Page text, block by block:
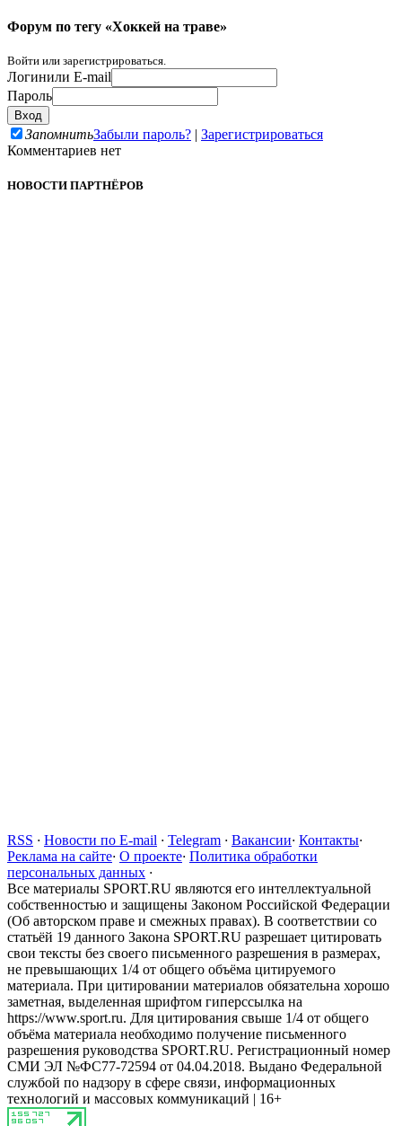
Форум по тегу «Хоккей на траве»
Войти или зарегистрироваться.
Логинили E-mail
Пароль
ЗапомнитьЗабыли пароль? | Зарегистрироваться
Комментариев нет
НОВОСТИ ПАРТНЁРОВ
RSS · Новости по E-mail · Telegram · Вакансии· Контакты·
Реклама на сайте· О проекте· Политика обработки
персональных данных ·
Все материалы SPORT.RU являются его интеллектуальной
собственностью и защищены Законом Российской Федерации
(Об авторском праве и смежных правах). В соответствии со
статьёй 19 данного Закона SPORT.RU разрешает цитировать
свои тексты без своего письменного разрешения в размерах,
не превышающих 1/4 от общего объёма цитируемого
материала. При цитировании материалов обязательна хорошо
заметная, выделенная шрифтом гиперссылка на
https://www.sport.ru. Для цитирования свыше 1/4 от общего
объёма материала необходимо получение письменного
разрешения руководства SPORT.RU. Регистрационный номер
СМИ ЭЛ №ФС77-72594 от 04.04.2018. Выдано Федеральной
службой по надзору в сфере связи, информационных
технологий и массовых коммуникаций | 16+